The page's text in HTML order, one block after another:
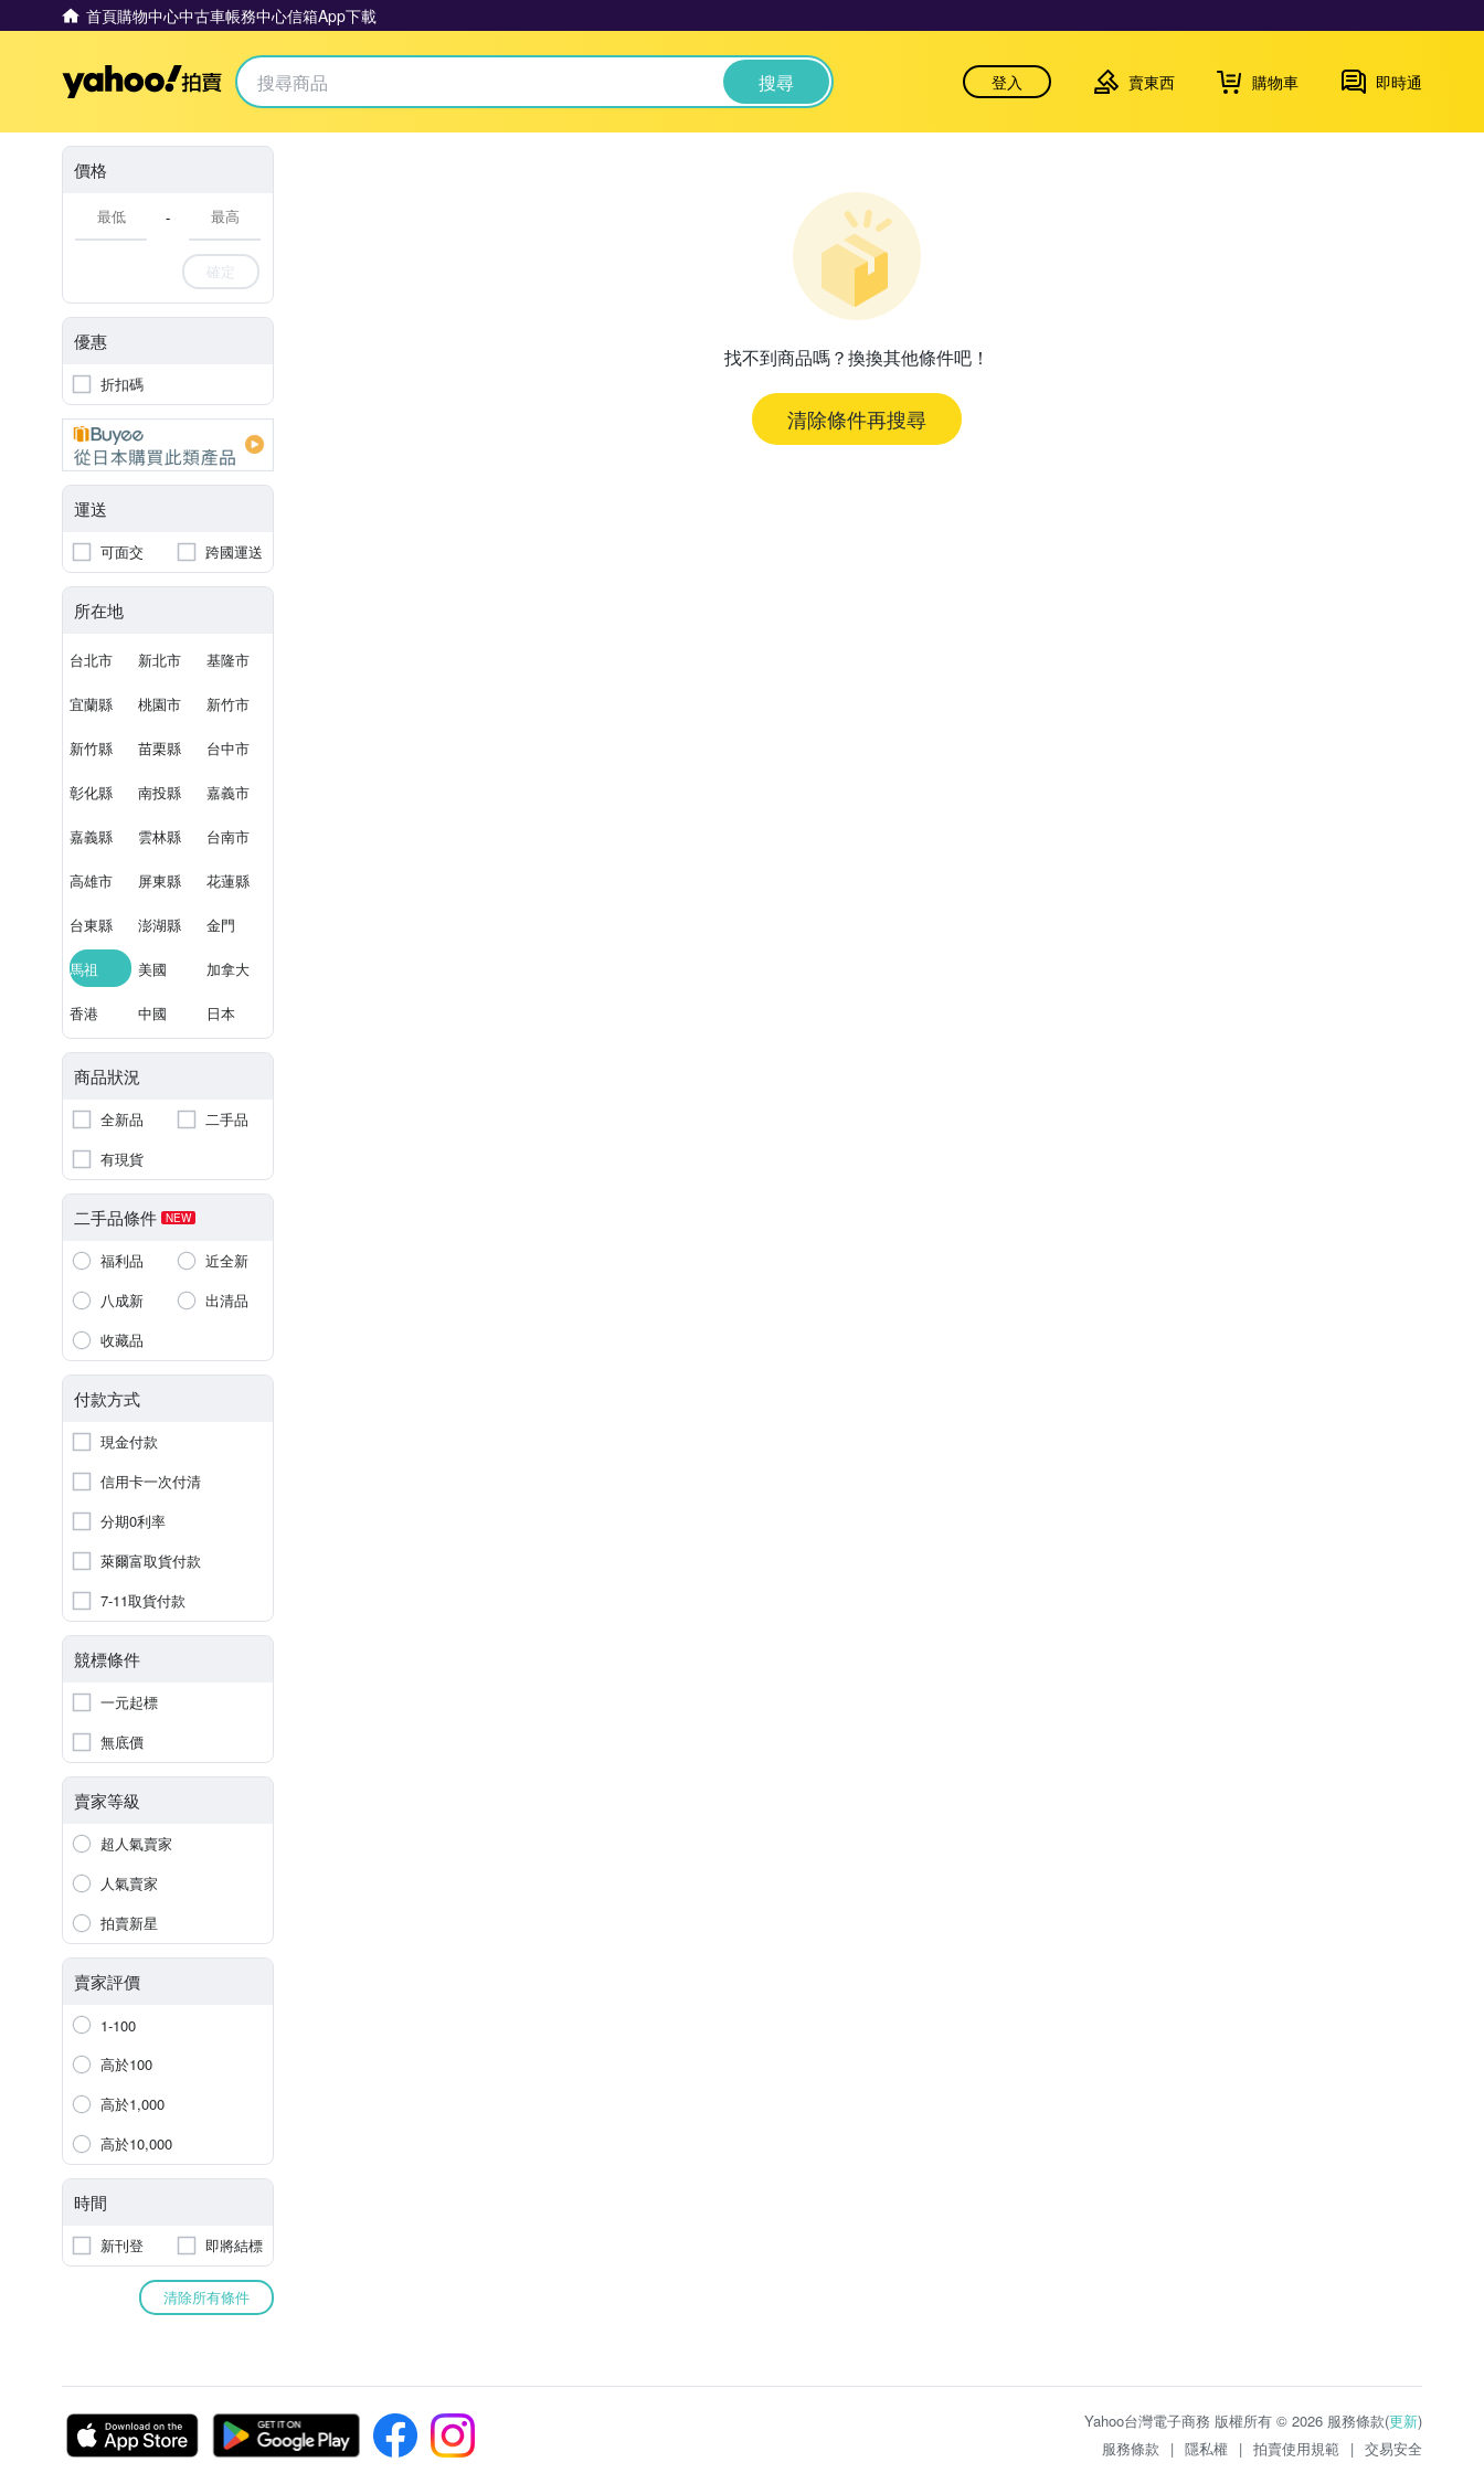
首頁購物中心中古車帳務中心信箱App下載
Yahoo拍賣 搜尋 登入 賣東西 購物車 即時通
價格
-
確定
優惠
折扣碼
運送
可面交 跨國運送
所在地
台北市 新北市 基隆市
宜蘭縣 桃園市 新竹市
新竹縣 苗栗縣 台中市
彰化縣 南投縣 嘉義市
嘉義縣 雲林縣 台南市
高雄市 屏東縣 花蓮縣
台東縣 澎湖縣 金門
馬祖 美國 加拿大
香港 中國 日本
商品狀況
全新品
二手品
有現貨
二手品條件 NEW
福利品
近全新
八成新
出清品
收藏品
付款方式
現金付款
信用卡一次付清
分期0利率
萊爾富取貨付款
7-11取貨付款
競標條件
一元起標
無底價
賣家等級
超人氣賣家
人氣賣家
拍賣新星
賣家評價
1-100
高於100
高於1,000
高於10,000
時間
新刊登 即將結標
清除所有條件
找不到商品嗎？換換其他條件吧！
清除條件再搜尋
Yahoo台灣電子商務 版權所有 © 2026 服務條款(更新)
服務條款
| 隱私權 | 拍賣使用規範 | 交易安全